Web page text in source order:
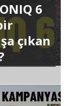
6
çıkan